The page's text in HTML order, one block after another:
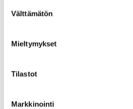
valinta
Välttämätön
Mieltymykset
Tilastot
Markkinointi
Twitter
URL